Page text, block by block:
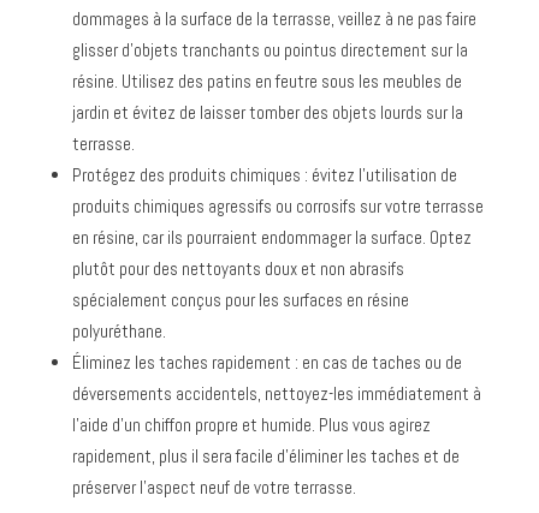
dommages à la surface de la terrasse, veillez à ne pas faire
glisser d’objets tranchants ou pointus directement sur la
résine. Utilisez des patins en feutre sous les meubles de
jardin et évitez de laisser tomber des objets lourds sur la
terrasse.
Protégez des produits chimiques : évitez l’utilisation de
produits chimiques agressifs ou corrosifs sur votre terrasse
en résine, car ils pourraient endommager la surface. Optez
plutôt pour des nettoyants doux et non abrasifs
spécialement conçus pour les surfaces en résine
polyuréthane.
Éliminez les taches rapidement : en cas de taches ou de
déversements accidentels, nettoyez-les immédiatement à
l’aide d’un chiffon propre et humide. Plus vous agirez
rapidement, plus il sera facile d’éliminer les taches et de
préserver l’aspect neuf de votre terrasse.